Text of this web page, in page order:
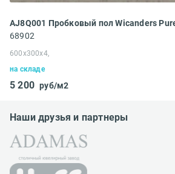
68902
600x300x4,
на складе
5 200 руб/м2
Наши друзья и партнеры